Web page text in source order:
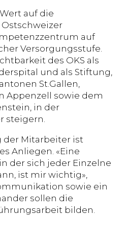
auf die
auf
Versorgungsstufe.
des OKS als
und als Stiftung,
St.Gallen,
Appenzell sowie dem
in der
steigern.
der Mitarbeiter ist
Anliegen. «Eine
der sich jeder Einzelne
ist mir wichtig»,
sowie ein
sollen die
bilden.